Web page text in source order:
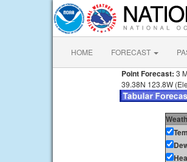
HOME FORECAST
Point Forecast: 3
39.38N 123.8W